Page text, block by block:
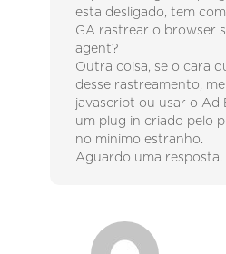
esta desligado, tem
GA rastrear o browser
agent?
Outra coisa, se o cara
desse rastreamento,
javascript ou usar o Ad
um plug in criado pelo
no minimo estranho.
Aguardo uma